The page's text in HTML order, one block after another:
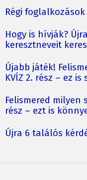
Régi foglalkozások
Hogy is hívják?
keresztneveit
Újabb játék!
KVÍZ 2. rész – ez is
Felismered milyen
rész – ezt is
Újra 6 találós